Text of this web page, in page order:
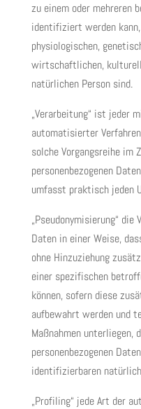
zu einem oder mehreren
identifiziert werden
physiologischen,
wirtschaftlichen,
natürlichen Person sind.
„Verarbeitung“ ist jeder
automatisierter
solche Vorgangsreihe im
personenbezogenen
umfasst praktisch jeden
„Pseudonymisierung“ die
Daten in einer Weise,
ohne Hinzuziehung
einer spezifischen
können, sofern diese
aufbewahrt werden und
Maßnahmen unterliegen,
personenbezogenen
identifizierbaren
„Profiling“ jede Art der